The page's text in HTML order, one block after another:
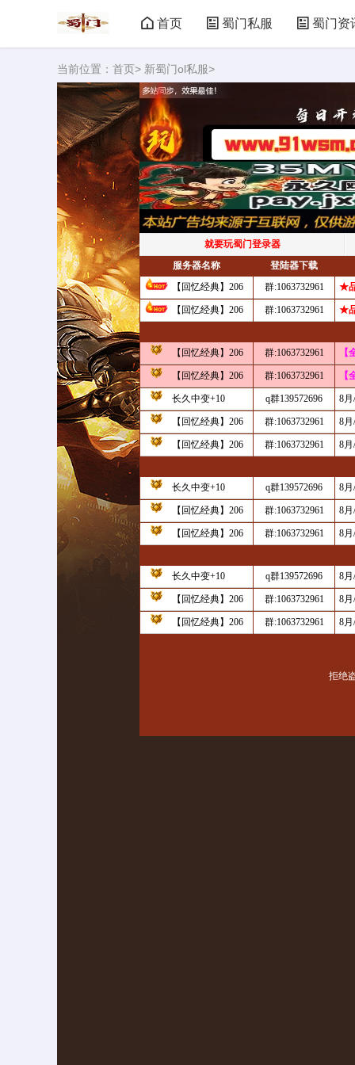
首页 蜀门私服 蜀门资
当前位置： 首页> 新蜀门ol私服>